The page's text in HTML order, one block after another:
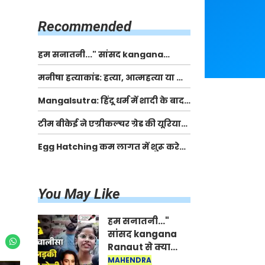
Recommended
हम सनातनी..." सांसद kangana
Ranaut से क्या बोली लड़की? Viral
Jantar-Mantar | CJP protest
मनीषा हत्याकांड: हत्या, आत्महत्या या कोई बड़ा राज?
| Full Story | Josh Haryana
Mangalsutra: हिंदू धर्म में शादी के बाद
मंगलसूत्र क्यों पहनती है महिलाएं, किसने
शुरु की ये परंपरा
टीम बीकेई ने एग्रीकल्चर ग्रेड की यूरिया
खाद गट्टों में बदलकर टेक्निकल ग्रेड में
बेचने वालों पर करवाई कार्रवाई:
Egg Hatching कम लागत में शुरू करे
You May Like
हम सनातनी..."
सांसद kangana
Ranaut से क्या
बोली लड़की? Viral
MAHENDRA